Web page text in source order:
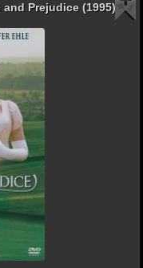
Prejudice (1995)